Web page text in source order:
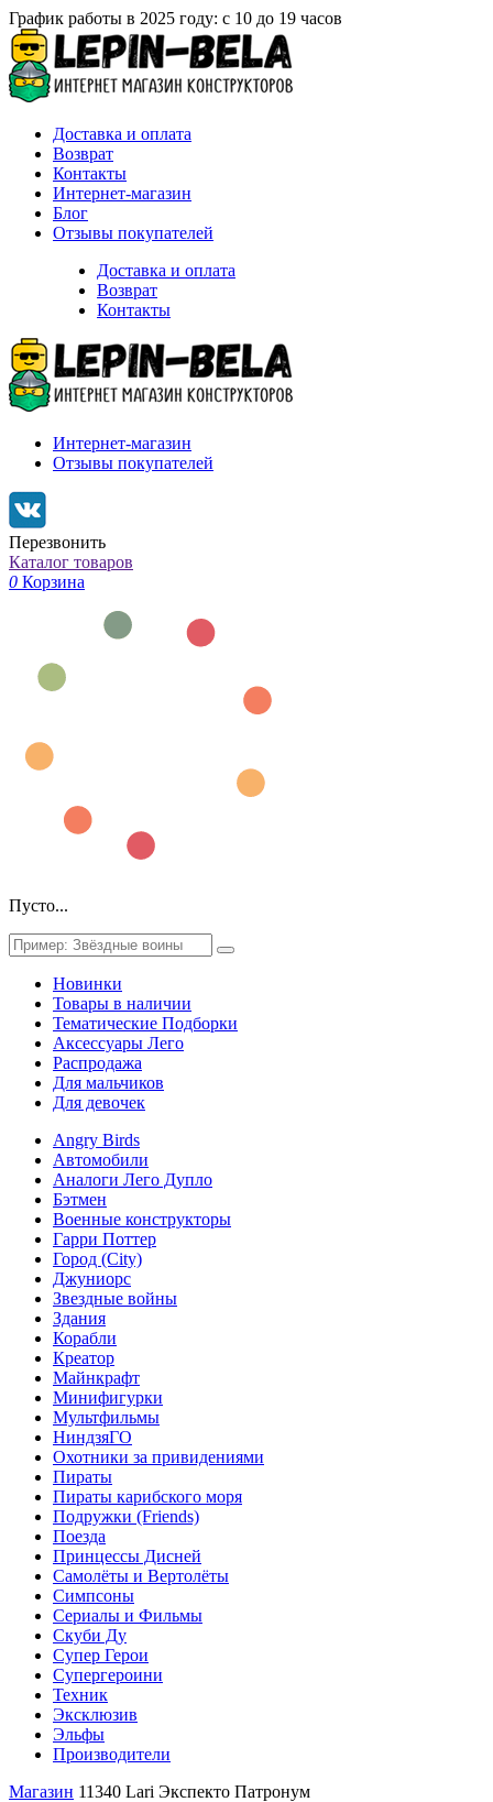
График работы в 2025 году: с 10 до 19 часов
Доставка и оплата
Возврат
Контакты
Интернет-магазин
Блог
Отзывы покупателей
Доставка и оплата
Возврат
Контакты
Интернет-магазин
Отзывы покупателей
Перезвонить
Каталог товаров
0 Корзина
Пусто...
Новинки
Товары в наличии
Тематические Подборки
Аксессуары Лего
Распродажа
Для мальчиков
Для девочек
Angry Birds
Автомобили
Аналоги Лего Дупло
Бэтмен
Военные конструкторы
Гарри Поттер
Город (City)
Джуниорс
Звездные войны
Здания
Корабли
Креатор
Майнкрафт
Минифигурки
Мультфильмы
НиндзяГО
Охотники за привидениями
Пираты
Пираты карибского моря
Подружки (Friends)
Поезда
Принцессы Дисней
Самолёты и Вертолёты
Симпсоны
Сериалы и Фильмы
Скуби Ду
Супер Герои
Супергероини
Техник
Эксклюзив
Эльфы
Производители
Магазин 11340 Lari Экспекто Патронум